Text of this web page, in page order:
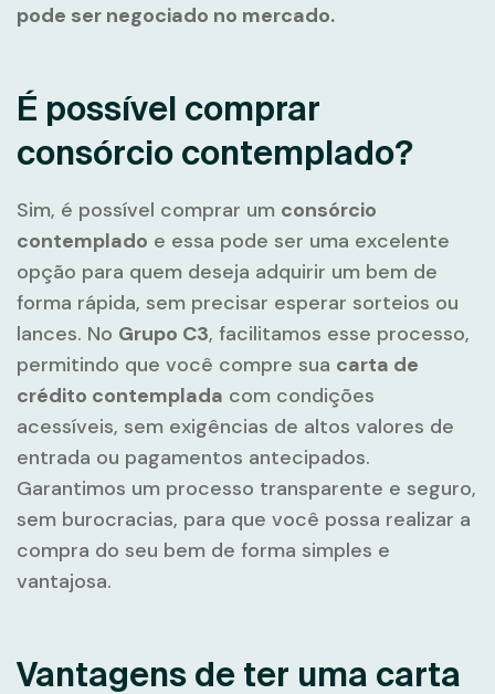
pode ser negociado no mercado.
É possível comprar
consórcio contemplado?
Sim, é possível comprar um consórcio
contemplado e essa pode ser uma excelente
opção para quem deseja adquirir um bem de
forma rápida, sem precisar esperar sorteios ou
lances. No Grupo C3, facilitamos esse processo,
permitindo que você compre sua carta de
crédito contemplada com condições
acessíveis, sem exigências de altos valores de
entrada ou pagamentos antecipados.
Garantimos um processo transparente e seguro,
sem burocracias, para que você possa realizar a
compra do seu bem de forma simples e
vantajosa.
Vantagens de ter uma carta